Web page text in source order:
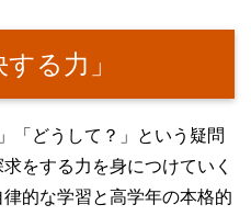
る力」
「どうして？」という疑問
をする力を身につけていく
的な学習と高学年の本格的